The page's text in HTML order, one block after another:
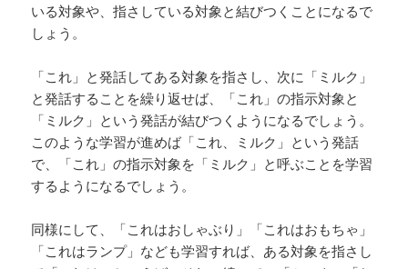
いる対象や、指さしている対象と結びつくことになるで
しょう。
「これ」と発話してある対象を指さし、次に「ミルク」
と発話することを繰り返せば、「これ」の指示対象と
「ミルク」という発話が結びつくようになるでしょう。
このような学習が進めば「これ、ミルク」という発話
で、「これ」の指示対象を「ミルク」と呼ぶことを学習
するようになるでしょう。
同様にして、「これはおしゃぶり」「これはおもちゃ」
「これはランプ」なども学習すれば、ある対象を指さし